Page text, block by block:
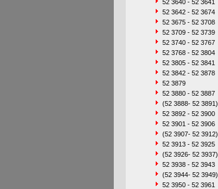
52 3640 - 52 3641
52 3642 - 52 3674
52 3675 - 52 3708
52 3709 - 52 3739
52 3740 - 52 3767
52 3768 - 52 3804
52 3805 - 52 3841
52 3842 - 52 3878
52 3879
52 3880 - 52 3887
(52 3888- 52 3891)
52 3892 - 52 3900
52 3901 - 52 3906
(52 3907- 52 3912)
52 3913 - 52 3925
(52 3926- 52 3937)
52 3938 - 52 3943
(52 3944- 52 3949)
52 3950 - 52 3961